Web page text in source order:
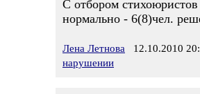
С отбором стихоюристов
нормально - 6(8)чел.
Лена Летнова 12.10.2010
нарушении